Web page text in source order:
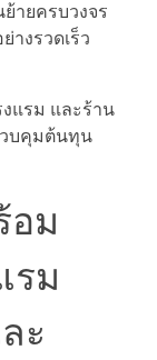
ายครบวงจร
งรวดเร็ว
แรม และร้าน
บคุมต้นทุน
อม
รม
ะ